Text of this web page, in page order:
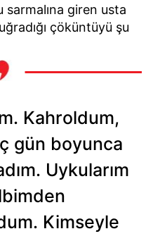
giren usta
çöküntüyü şu
Kahroldum,
gün boyunca
Uykularım
Kimseyle